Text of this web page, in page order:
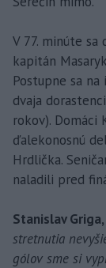
V 77. minúte
kapitán
Postupne sa
dvaja
rokov). Domáci
ďalekonosnú
Hrdlička.
naladili pred
Stanislav
stretnutia
gólov sme si